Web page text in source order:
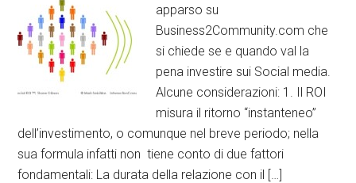
apparso su
Business2Community.com che
si chiede se e quando val la
pena investire sui Social media.
Alcune considerazioni: 1. Il ROI
misura il ritorno “instanteneo”
dell’investimento, o comunque nel breve periodo; nella
sua formula infatti non tiene conto di due fattori
fondamentali: La durata della relazione con il […]